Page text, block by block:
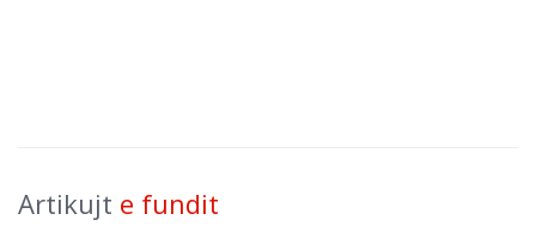
Artikujt e fundit